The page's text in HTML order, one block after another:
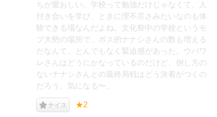
ちが愛おしい。学校って勉強だけじゃなくて、人
付き合いを学び、ときに理不尽さみたいなのも体
験できる場なんだよね。文化祭中の学校というモ
ブ大勢の場所で、ボス的ナナシさんの数も増える
だなんて、とんでもなく緊迫感があった。ウバワ
レさんはどうにかなっているのだけど、倒し方の
ないナナシさんとの最終局戦はどう決着がつくの
だろう。気になる〜。
ナイス ★2